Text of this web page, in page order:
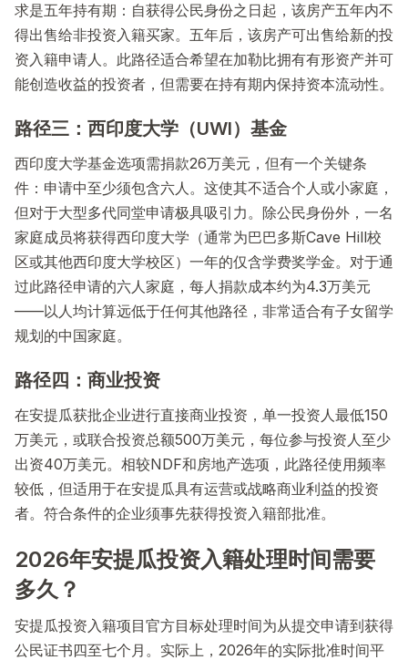
求是五年持有期：自获得公民身份之日起，该房产五年内不
得出售给非投资入籍买家。五年后，该房产可出售给新的投
资入籍申请人。此路径适合希望在加勒比拥有有形资产并可
能创造收益的投资者，但需要在持有期内保持资本流动性。
路径三：西印度大学（UWI）基金
西印度大学基金选项需捐款26万美元，但有一个关键条
件：申请中至少须包含六人。这使其不适合个人或小家庭，
但对于大型多代同堂申请极具吸引力。除公民身份外，一名
家庭成员将获得西印度大学（通常为巴巴多斯Cave Hill校
区或其他西印度大学校区）一年的仅含学费奖学金。对于通
过此路径申请的六人家庭，每人捐款成本约为4.3万美元
——以人均计算远低于任何其他路径，非常适合有子女留学
规划的中国家庭。
路径四：商业投资
在安提瓜获批企业进行直接商业投资，单一投资人最低150
万美元，或联合投资总额500万美元，每位参与投资人至少
出资40万美元。相较NDF和房地产选项，此路径使用频率
较低，但适用于在安提瓜具有运营或战略商业利益的投资
者。符合条件的企业须事先获得投资入籍部批准。
2026年安提瓜投资入籍处理时间需要
多久？
安提瓜投资入籍项目官方目标处理时间为从提交申请到获得
公民证书四至七个月。实际上，2026年的实际批准时间平